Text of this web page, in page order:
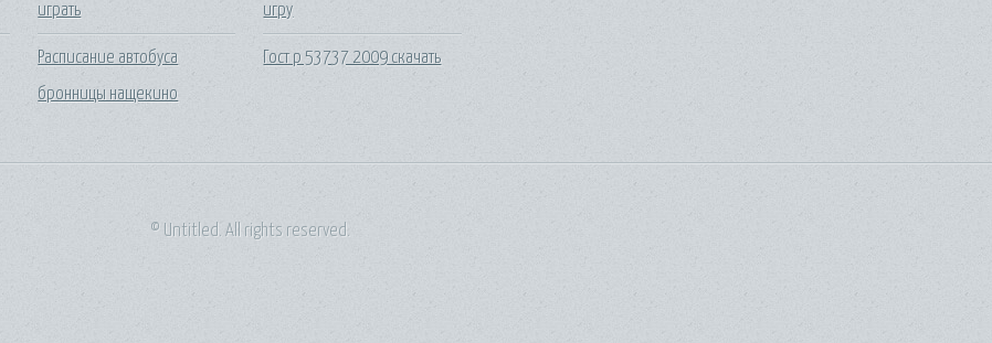
играть
Расписание автобуса
бронницы нащекино
игру
Гост р 53737 2009 скачать
© Untitled. All rights reserved.